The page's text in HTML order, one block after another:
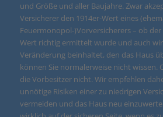
und Größe und aller Baujahre. Zwar
Versicherer den 1914er-Wert eines
Feuermonopol-)Vorversicherers – ob
Wert richtig ermittelt wurde und auch
Veränderung beinhaltet, den das Haus
können Sie normalerweise nicht wissen.
die Vorbesitzer nicht. Wir empfehlen
unnötige Risiken einer zu niedrigen
vermeiden und das Haus neu